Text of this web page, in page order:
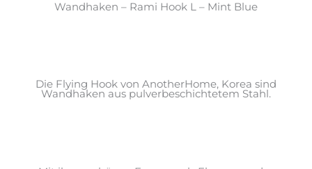
Wandhaken – Rami Hook L – Mint Blue
Die Flying Hook von AnotherHome, Korea sind
Wandhaken aus pulverbeschichtetem Stahl.